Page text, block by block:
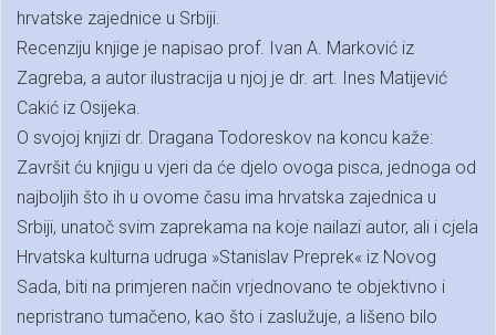
hrvatske zajednice u Srbiji.
Recenziju knjige je napisao prof. Ivan A. Marković iz
Zagreba, a autor ilustracija u njoj je dr. art. Ines Matijević
Cakić iz Osijeka.
O svojoj knjizi dr. Dragana Todoreskov na koncu kaže:
Završit ću knjigu u vjeri da će djelo ovoga pisca, jednoga od
najboljih što ih u ovome času ima hrvatska zajednica u
Srbiji, unatoč svim zaprekama na koje nailazi autor, ali i cjela
Hrvatska kulturna udruga »Stanislav Preprek« iz Novog
Sada, biti na primjeren način vrjednovano te objektivno i
nepristrano tumačeno, kao što i zaslužuje, a lišeno bilo